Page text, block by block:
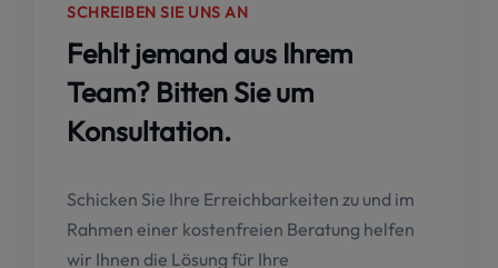
SCHREIBEN SIE UNS AN
Fehlt jemand aus Ihrem
Team? Bitten Sie um
Konsultation.
Schicken Sie Ihre Erreichbarkeiten zu und im
Rahmen einer kostenfreien Beratung helfen
wir Ihnen die Lösung für Ihre